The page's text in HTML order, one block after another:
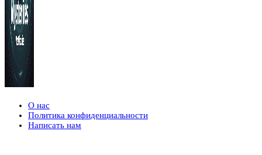
О нас
Политика конфиденциальности
Написать нам